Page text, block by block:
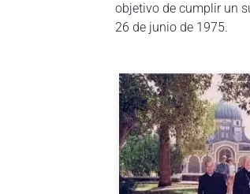
objetivo de cumplir un
26 de junio de 1975.